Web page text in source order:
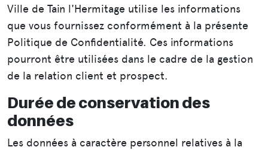
Ville de Tain l'Hermitage utilise les informations
que vous fournissez conformément à la présente
Politique de Confidentialité. Ces informations
pourront être utilisées dans le cadre de la gestion
de la relation client et prospect.
Durée de conservation des
données
Les données à caractère personnel relatives à la